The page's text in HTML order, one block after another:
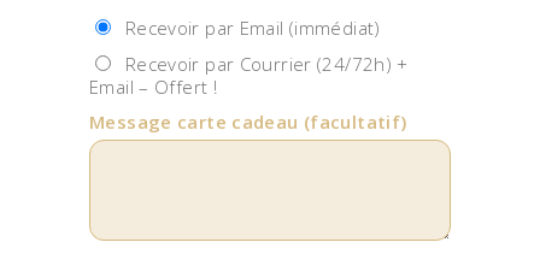
Recevoir par Email (immédiat)
Recevoir par Courrier (24/72h) +
Email – Offert !
Message carte cadeau (facultatif)